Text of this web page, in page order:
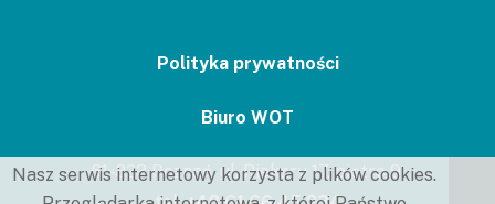
Polityka prywatności
Biuro WOT
61-823 Poznań, ul. Piekary 17, piętro 9.
Nasz serwis internetowy korzysta z plików cookies.